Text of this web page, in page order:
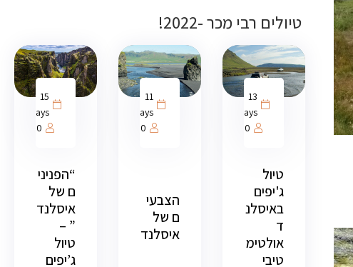
טיולים רבי מכר -2022!
13
days
1000
טיול
ג'יפים
באיסלנ
ד
אולטימ
טיבי
11
days
1000
הצבעי
ם של
איסלנד
15
days
1000
“הפניני
ם של
איסלנד
” –
טיול
ג’יפים